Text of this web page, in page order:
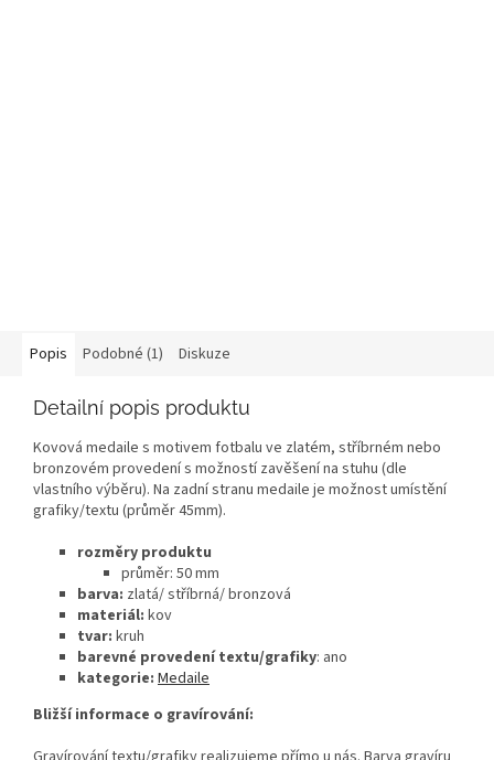
Popis Podobné (1) Diskuze
Detailní popis produktu
Kovová medaile s motivem fotbalu ve zlatém, stříbrném nebo
bronzovém provedení s možností zavěšení na stuhu (dle
vlastního výběru). Na zadní stranu medaile je možnost umístění
grafiky/textu (průměr 45mm).
rozměry produktu
průměr: 50 mm
barva: zlatá/ stříbrná/ bronzová
materiál: kov
tvar: kruh
barevné provedení textu/grafiky: ano
kategorie: Medaile
Bližší informace o gravírování: